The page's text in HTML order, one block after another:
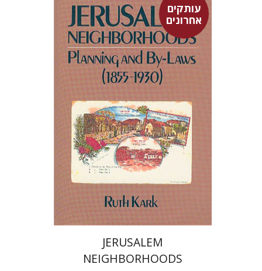
עותקים
אחרונים
רות קרק
$41
JERUSALEM
NEIGHBORHOODS